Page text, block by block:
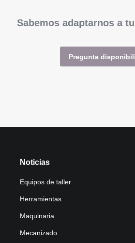
Sabemos adaptarnos a
Pregunta
Noticias
Equipos de taller
Herramientas
Maquinaria
Mecanizado